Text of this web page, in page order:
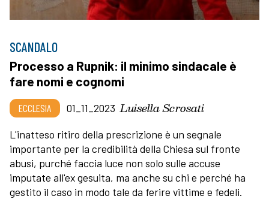
SCANDALO
Processo a Rupnik: il minimo sindacale è
fare nomi e cognomi
ECCLESIA 01_11_2023 Luisella Scrosati
L'inatteso ritiro della prescrizione è un segnale
importante per la credibilità della Chiesa sul fronte
abusi, purché faccia luce non solo sulle accuse
imputate all'ex gesuita, ma anche su chi e perché ha
gestito il caso in modo tale da ferire vittime e fedeli.